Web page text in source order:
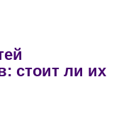
стоит ли их